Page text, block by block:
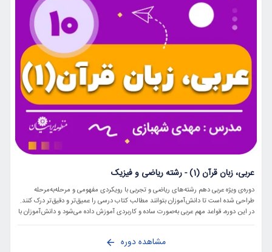
عربی، زبان قرآن (1) - رشته ریاضی و فیزیک
دوره‌ی ویژه عربی دهم رشته‌های ریاضی و تجربی با رویکردی مفهومی و مرحله‌به‌مرحله
طراحی شده است تا دانش‌آموزان بتوانند مطالب کتاب درسی را عمیق‌تر و دقیق‌تر درک کنند.
در این دوره، قواعد مهم عربی به‌صورت ساده و کاربردی آموزش داده می‌شود و دانش‌آموزان با
فنون صحیح ترجمه و روش‌های پاسخ‌دهی به سؤالات امتحانی آشنا می‌شوند
مشاهده دوره